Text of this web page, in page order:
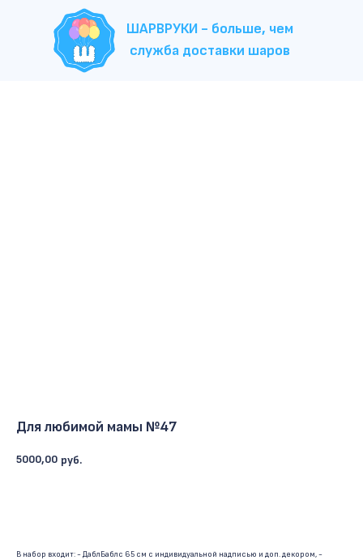
ШАРВРУКИ - больше, чем
служба доставки шаров
Для любимой мамы №47
5000,00 руб.
В набор входит: - ДаблБаблс 65 см с индивидуальной надписью и доп. декором, -